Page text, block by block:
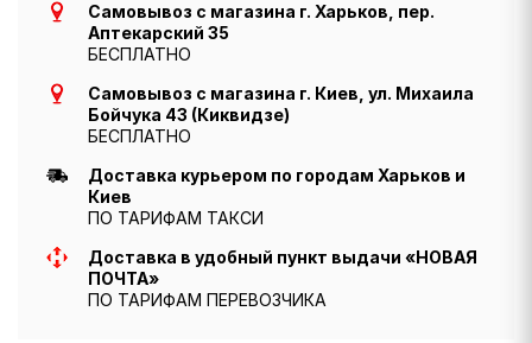
Самовывоз с магазина г. Харьков, пер.
Аптекарский 35
БЕСПЛАТНО
Самовывоз с магазина г. Киев, ул. Михаила
Бойчука 43 (Киквидзе)
БЕСПЛАТНО
Доставка курьером по городам Харьков и
Киев
ПО ТАРИФАМ ТАКСИ
Доставка в удобный пункт выдачи «НОВАЯ
ПОЧТА»
ПО ТАРИФАМ ПЕРЕВОЗЧИКА